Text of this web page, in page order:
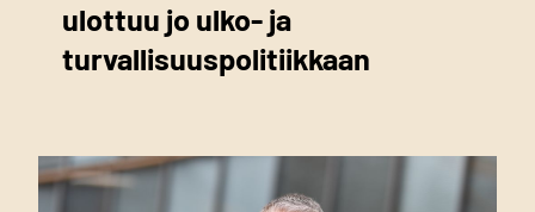
ulottuu jo ulko- ja
turvallisuuspolitiikkaan